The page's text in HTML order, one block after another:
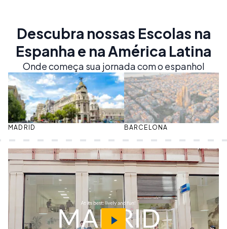
Descubra nossas Escolas na
Espanha e na América Latina
Onde começa sua jornada com o espanhol
MADRID BARCELONA